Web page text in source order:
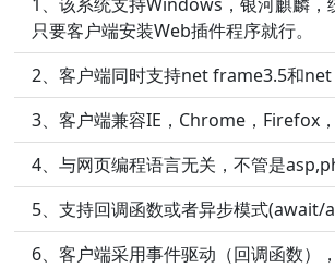
只要客户端安装Web插件程序就行。
2、客户端同时支持net frame3.5和
3、客户端兼容IE，Chrome，Firefox
4、与网页编程语言无关，不管是
5、支持回调函数或者异步模式(await/
6、客户端采用事件驱动（回调函数）